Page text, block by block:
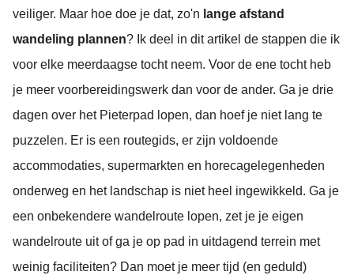
veiliger. Maar hoe doe je dat, zo'n lange afstand
wandeling plannen? Ik deel in dit artikel de stappen die ik
voor elke meerdaagse tocht neem. Voor de ene tocht heb
je meer voorbereidingswerk dan voor de ander. Ga je drie
dagen over het Pieterpad lopen, dan hoef je niet lang te
puzzelen. Er is een routegids, er zijn voldoende
accommodaties, supermarkten en horecagelegenheden
onderweg en het landschap is niet heel ingewikkeld. Ga je
een onbekendere wandelroute lopen, zet je je eigen
wandelroute uit of ga je op pad in uitdagend terrein met
weinig faciliteiten? Dan moet je meer tijd (en geduld)